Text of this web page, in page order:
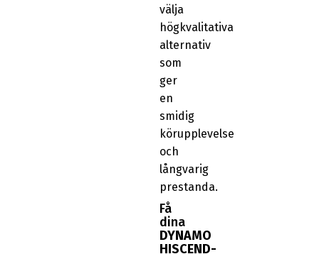
välja
högkvalitativa
alternativ
som
ger
en
smidig
körupplevelse
och
långvarig
prestanda.
Få
dina
DYNAMO
HISCEND-